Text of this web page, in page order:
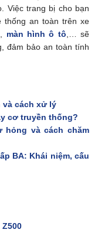
Việc trang bị cho bạn
thống an toàn trên xe
màn hình ô tô ,… sẽ
đảm bảo an toàn tính
và cách xử lý
cơ truyền thống?
hỏng và cách chăm
BA: Khái niệm, cấu